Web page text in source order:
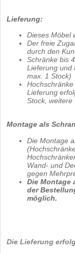
Lieferung:
Dieses Möbel
Der freie
durch den
Schränke bis
Lieferung und
max. 1 Stock)
Lieferung
Stock, weitere
Montage als
Die Montage
Wand- und
gegen
Die Montage
der
möglich.
Die Lieferung